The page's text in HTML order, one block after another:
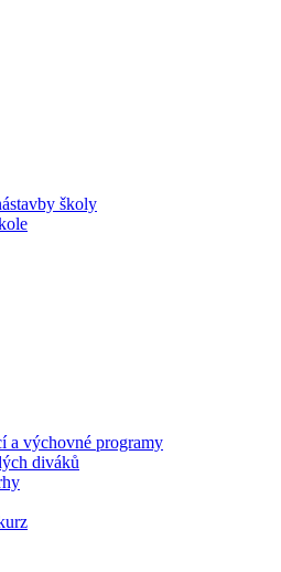
školy
a výchovné programy
diváků